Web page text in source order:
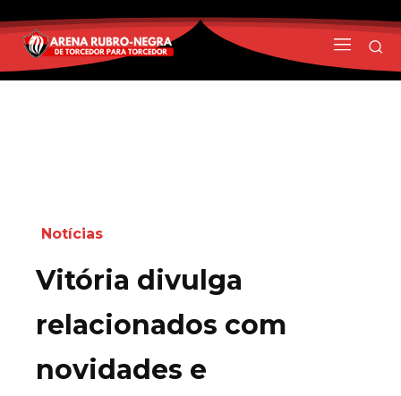
Notícias
Vitória divulga
relacionados com
novidades e